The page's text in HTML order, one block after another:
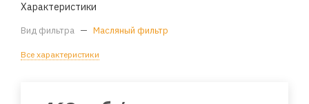
Характеристики
Вид фильтра — Масляный фильтр
Все характеристики